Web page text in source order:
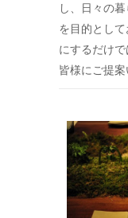
し、
日々の
を目的として
にするだけ
皆様にご提案